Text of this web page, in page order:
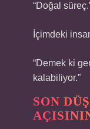
“Doğal
İçimdeki
“Demek ki
kalabiliyor.”
SON